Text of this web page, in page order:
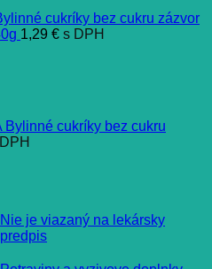
cukríky bez cukru zázvor
1,29 € s DPH
Bylinné cukríky bez cukru
Nie je viazaný na lekársky
predpis